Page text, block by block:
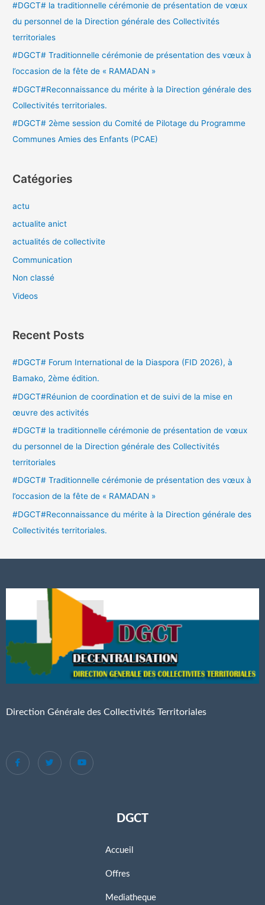
r
:
#DGCT# la traditionnelle cérémonie de présentation de vœux
du personnel de la Direction générale des Collectivités
territoriales
#DGCT# Traditionnelle cérémonie de présentation des vœux à
l’occasion de la fête de « RAMADAN »
#DGCT#Reconnaissance du mérite à la Direction générale des
Collectivités territoriales.
#DGCT# 2ème session du Comité de Pilotage du Programme
Communes Amies des Enfants (PCAE)
Catégories
actu
actualite anict
actualités de collectivite
Communication
Non classé
Videos
Recent Posts
#DGCT# Forum International de la Diaspora (FID 2026), à
Bamako, 2ème édition.
#DGCT#Réunion de coordination et de suivi de la mise en
œuvre des activités
#DGCT# la traditionnelle cérémonie de présentation de vœux
du personnel de la Direction générale des Collectivités
territoriales
#DGCT# Traditionnelle cérémonie de présentation des vœux à
l’occasion de la fête de « RAMADAN »
#DGCT#Reconnaissance du mérite à la Direction générale des
Collectivités territoriales.
Direction Générale des Collectivités Territoriales
DGCT
Accueil
Offres
Mediatheque